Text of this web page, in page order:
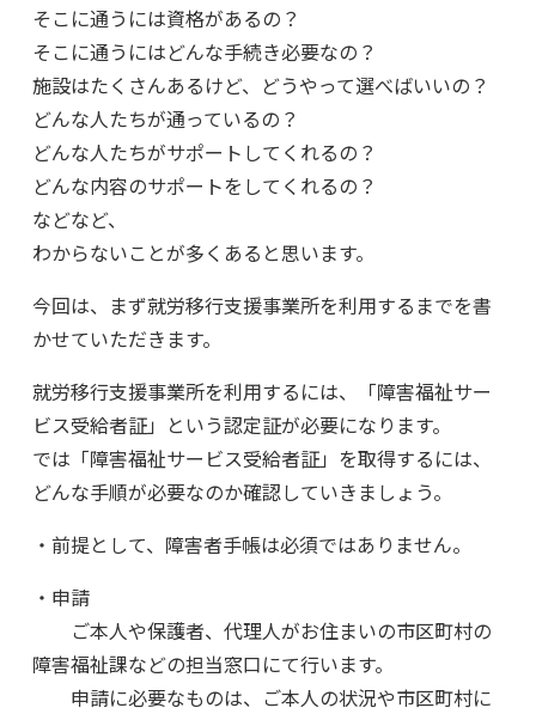
そこに通うには資格があるの？
そこに通うにはどんな手続き必要なの？
施設はたくさんあるけど、どうやって選べばいいの？
どんな人たちが通っているの？
どんな人たちがサポートしてくれるの？
どんな内容のサポートをしてくれるの？
などなど、
わからないことが多くあると思います。
今回は、まず就労移行支援事業所を利用するまでを書
かせていただきます。
就労移行支援事業所を利用するには、「障害福祉サー
ビス受給者証」という認定証が必要になります。
では「障害福祉サービス受給者証」を取得するには、
どんな手順が必要なのか確認していきましょう。
・前提として、障害者手帳は必須ではありません。
・申請
ご本人や保護者、代理人がお住まいの市区町村の
障害福祉課などの担当窓口にて行います。
申請に必要なものは、ご本人の状況や市区町村に